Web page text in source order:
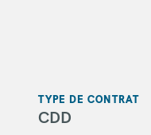
TYPE DE CONTRAT
CDD